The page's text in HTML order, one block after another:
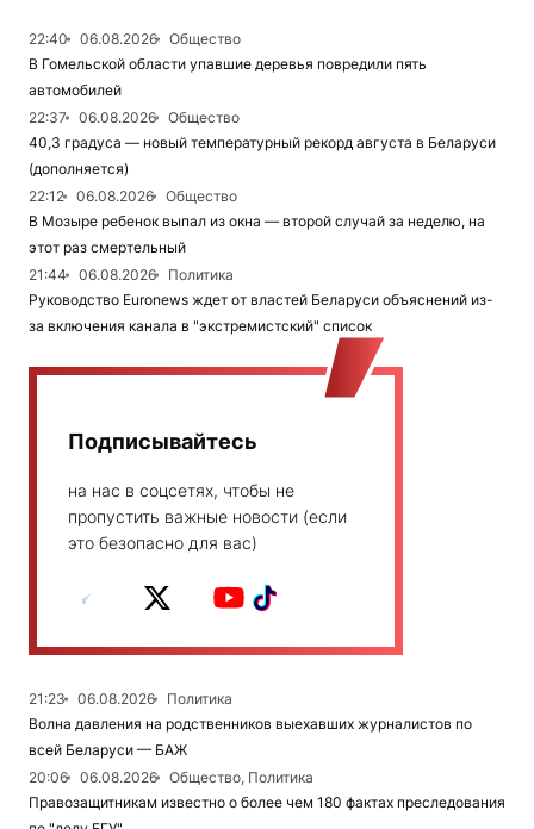
22:40 06.08.2026
Общество
В Гомельской области упавшие деревья повредили пять
автомобилей
22:37
06.08.2026
Общество
40,3 градуса — новый температурный рекорд августа в Беларуси
(дополняется)
22:12
06.08.2026
Общество
В Мозыре ребенок выпал из окна — второй случай за неделю, на
этот раз смертельный
21:44
06.08.2026
Политика
Руководство Euronews ждет от властей Беларуси объяснений из-
за включения канала в "экстремистский" список
Подписывайтесь
на нас в соцсетях, чтобы не
пропустить важные новости (если
это безопасно для вас)
21:23 06.08.2026
Политика
Волна давления на родственников выехавших журналистов по
всей Беларуси — БАЖ
20:06
06.08.2026
Общество, Политика
Правозащитникам известно о более чем 180 фактах преследования